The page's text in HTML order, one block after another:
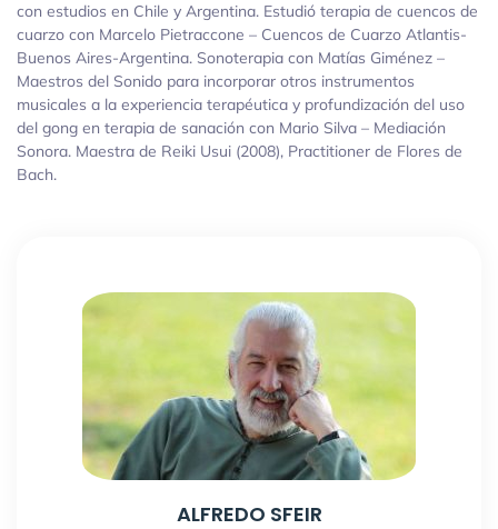
con estudios en Chile y Argentina. Estudió terapia de cuencos de
cuarzo con Marcelo Pietraccone – Cuencos de Cuarzo Atlantis-
Buenos Aires-Argentina. Sonoterapia con Matías Giménez –
Maestros del Sonido para incorporar otros instrumentos
musicales a la experiencia terapéutica y profundización del uso
del gong en terapia de sanación con Mario Silva – Mediación
Sonora. Maestra de Reiki Usui (2008), Practitioner de Flores de
Bach.
ALFREDO SFEIR